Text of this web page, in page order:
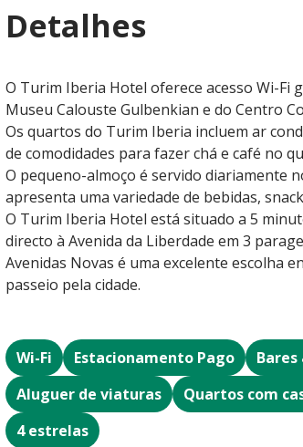
Detalhes
O Turim Iberia Hotel oferece acesso Wi-Fi
Museu Calouste Gulbenkian e do Centro
Os quartos do Turim Iberia incluem ar
de comodidades para fazer chá e café no
O pequeno-almoço é servido diariamente
apresenta uma variedade de bebidas,
O Turim Iberia Hotel está situado a 5
directo à Avenida da Liberdade em 3
Avenidas Novas é uma excelente escolha
passeio pela cidade.
Wi-Fi Estacionamento Pago
Aluguer de viaturas
Quartos com
4 estrelas